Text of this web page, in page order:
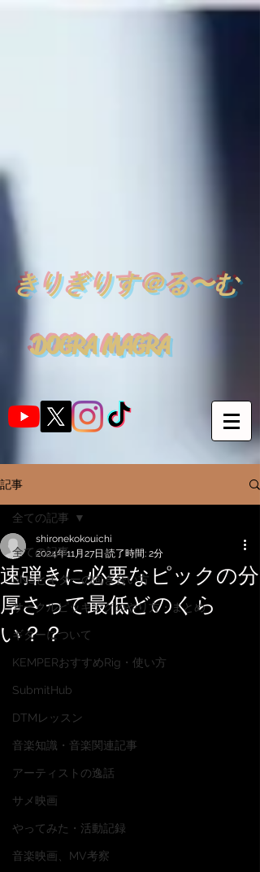
きりぎりす＠る〜む
DOGRA MAGRA
記事
全ての記事
SNSとギターの向き合い方
サークルピッキングのやり方・まとめ
ギターについて
KEMPERおすすめRig・使い方
SubmitHub
DTMレッスン
音楽知識・音楽関連記事
アーティストの逸話
サメ映画
やってみた・活動記録
音楽映画、MV考察
全ての記事
速弾きに必要なピックの分
厚さって最低どのくら
い？？
shironekokouichi
2024年11月27日 読了時間: 2分